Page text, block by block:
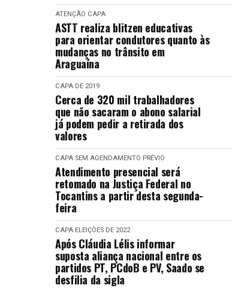
ATENÇÃO CAPA
ASTT realiza blitzen educativas
para orientar condutores quanto às
mudanças no trânsito em
Araguaína
CAPA DE 2019
Cerca de 320 mil trabalhadores
que não sacaram o abono salarial
já podem pedir a retirada dos
valores
CAPA SEM AGENDAMENTO PRÉVIO
Atendimento presencial será
retomado na Justiça Federal no
Tocantins a partir desta segunda-
feira
CAPA ELEIÇÕES DE 2022
Após Cláudia Lélis informar
suposta aliança nacional entre os
partidos PT, PCdoB e PV, Saado se
desfilia da sigla